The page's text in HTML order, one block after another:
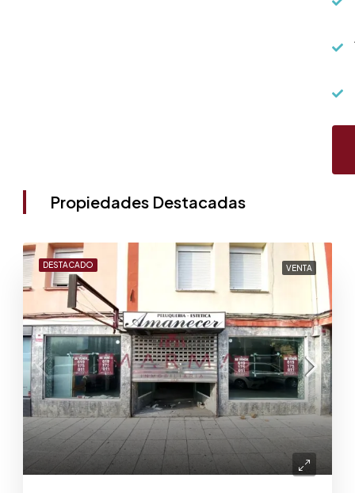
Propiedades Destacadas
DESTACADO VENTA